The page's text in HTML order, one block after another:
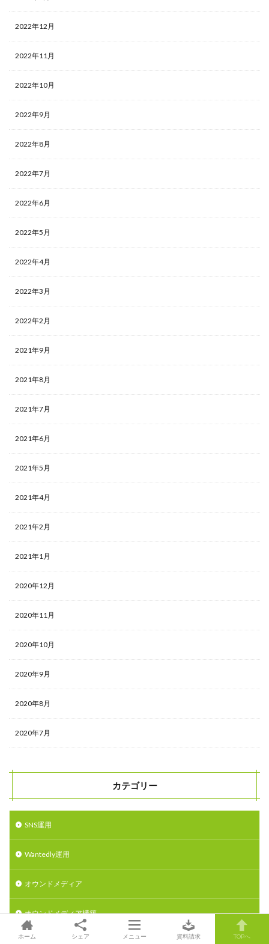
2022年12月
2022年11月
2022年10月
2022年9月
2022年8月
2022年7月
2022年6月
2022年5月
2022年4月
2022年3月
2022年2月
2021年9月
2021年8月
2021年7月
2021年6月
2021年5月
2021年4月
2021年2月
2021年1月
2020年12月
2020年11月
2020年10月
2020年9月
2020年8月
2020年7月
カテゴリー
SNS運用
Wantedly運用
オウンドメディア
オウンドメディア構築
ホーム シェア メニュー 資料請求 TOPへ